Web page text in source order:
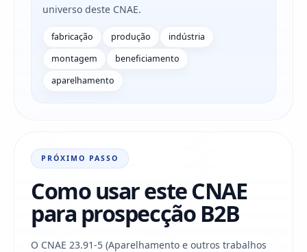
universo deste CNAE.
fabricação produção
indústria
montagem
beneficiamento
aparelhamento
PRÓXIMO PASSO
Como usar este CNAE
para prospecção B2B
O CNAE 23.91-5 (Aparelhamento e outros trabalhos